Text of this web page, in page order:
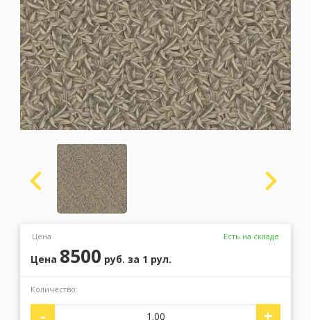
Москва (сменить город)
Заказать обратный звонок
Цена Есть на складе
Цена 8500 руб. за 1 рул.
Количество: